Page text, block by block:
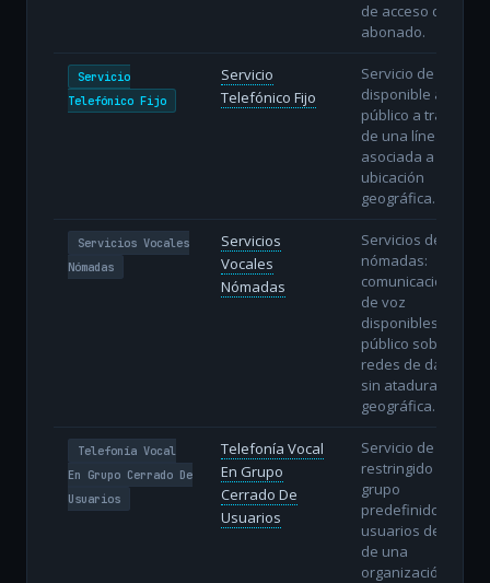
de acceso del
abonado.
Servicio
Telefónico Fijo
Servicio
Telefónico Fijo
Servicio de voz
disponible al
público a través
de una línea fija
asociada a una
ubicación
geográfica.
Servicios Vocales
Nómadas
Servicios
Vocales
Nómadas
Servicios de voz
nómadas:
comunicaciones
de voz
disponibles al
público sobre
redes de datos
sin atadura
geográfica.
Telefonía Vocal
En Grupo Cerrado De
Usuarios
Telefonía Vocal
En Grupo
Cerrado De
Usuarios
Servicio de voz
restringido a un
grupo
predefinido de
usuarios dentro
de una
organización.